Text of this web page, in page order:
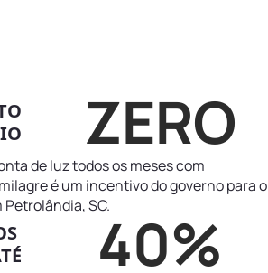
ZERO
de luz todos os meses com
é um incentivo do governo para o
SC.40%